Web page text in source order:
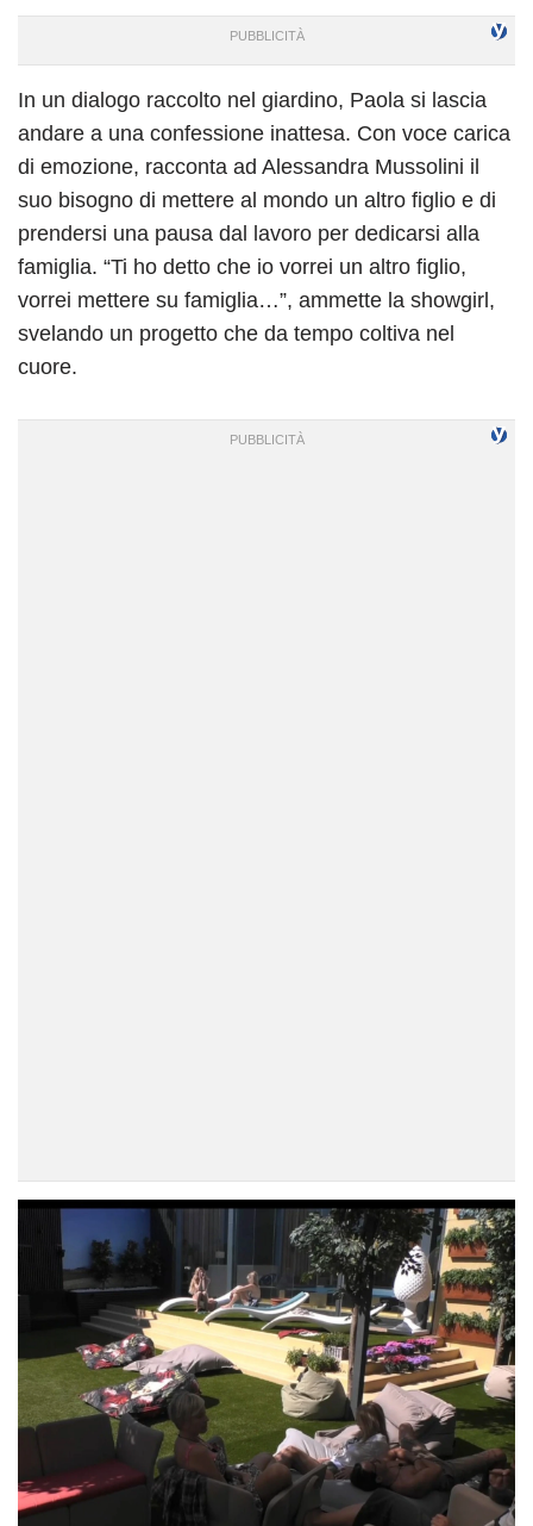
In un dialogo raccolto nel giardino, Paola si lascia
andare a una confessione inattesa. Con voce carica
di emozione, racconta ad Alessandra Mussolini il
suo bisogno di mettere al mondo un altro figlio e di
prendersi una pausa dal lavoro per dedicarsi alla
famiglia. “Ti ho detto che io vorrei un altro figlio,
vorrei mettere su famiglia…”, ammette la showgirl,
svelando un progetto che da tempo coltiva nel
cuore.